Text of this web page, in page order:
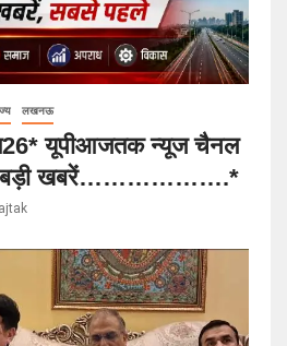
लखनऊ
यूपीआजतक न्यूज चैनल
बड़ी खबरें……………….*